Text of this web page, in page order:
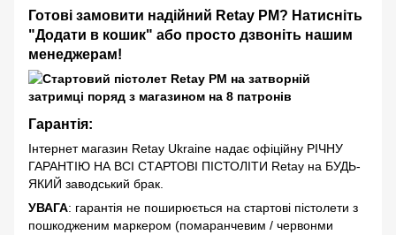
Готові замовити надійний Retay PM? Натисніть
"Додати в кошик" або просто дзвоніть нашим
менеджерам!
Гарантія:
Інтернет магазин Retay Ukraine надає офіційну РІЧНУ
ГАРАНТІЮ НА ВСІ СТАРТОВІ ПІСТОЛІТИ Retay на БУДЬ-
ЯКИЙ заводський брак.
УВАГА: гарантія не поширюється на стартові пістолети з
пошкодженим маркером (помаранчевим / червонми